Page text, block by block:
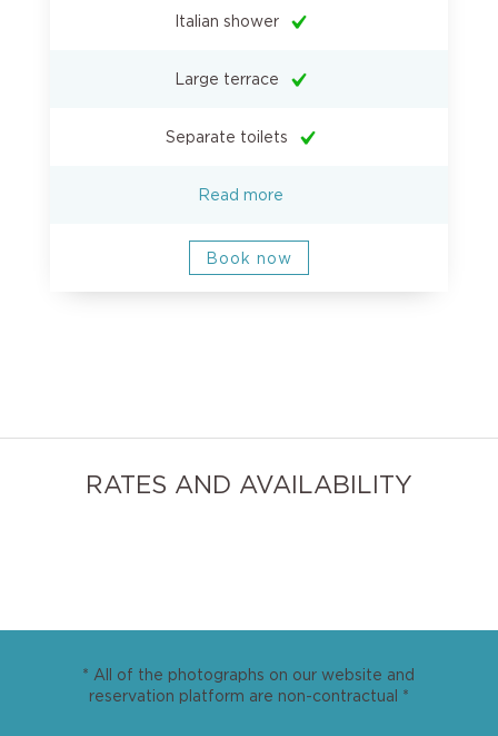
Italian shower
Large terrace
Separate toilets
Read more
Book now
RATES AND AVAILABILITY
* All of the photographs on our website and
reservation platform are non-contractual *